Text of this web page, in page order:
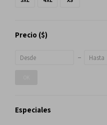
Precio ($)
Especiales